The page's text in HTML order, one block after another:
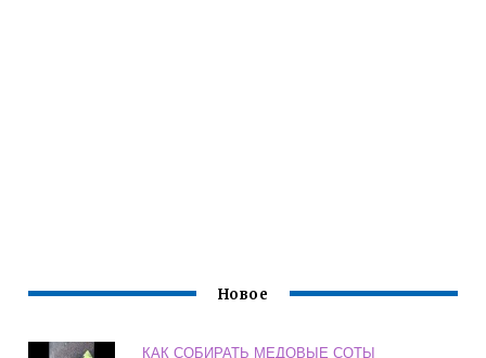
Новое
КАК СОБИРАТЬ МЕДОВЫЕ СОТЫ